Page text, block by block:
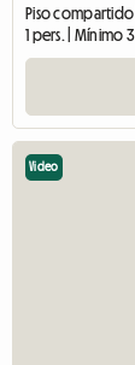
Piso compartido
1 pers. | Mínimo
Video